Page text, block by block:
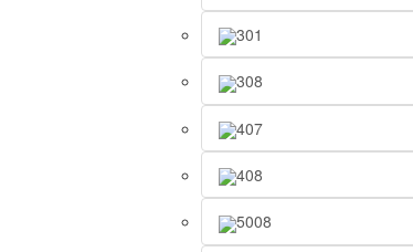
301
308
407
408
5008